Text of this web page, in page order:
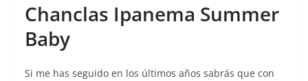
Chanclas Ipanema Summer
Baby
Si me has seguido en los últimos años sabrás que con